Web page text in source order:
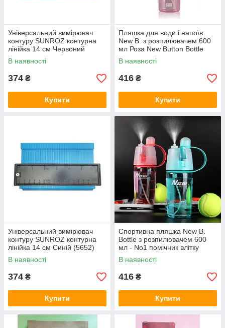
Універсальний вимірювач
контуру SUNROZ контурна
лінійка 14 см Червоний
(5655)
В наявності
374 ₴
Купити
Пляшка для води і напоїв
New B. з розпилювачем 600
мл Роза New Button Bottle
В наявності
416 ₴
Купити
Універсальний вимірювач
контуру SUNROZ контурна
лінійка 14 см Синій (5652)
В наявності
374 ₴
Купити
Спортивна пляшка New B.
Bottle з розпилювачем 600
мл - No1 помічник влітку
В наявності
416 ₴
Купити